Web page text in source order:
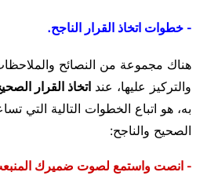
- خطوات اتخاذ القرار الناجح.
هناك مجموعة من النصائح والملاحظات
والتركيز عليها، عند اتخاذ القرار
به، هو اتباع الخطوات التالية التي
الصحيح والناجح:
- انصت واستمع لصوت ضميرك